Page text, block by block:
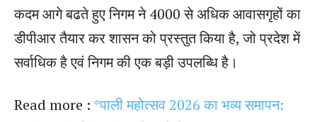
कदम आगे बढते हुए निगम ने 4000 से अधिक आवासगृहों का
डीपीआर तैयार कर शासन को प्रस्तुत किया है, जो प्रदेश में
सर्वाधिक है एवं निगम की एक बड़ी उपलब्धि है।
Read more : *पाली महोत्सव 2026 का भव्य समापन: